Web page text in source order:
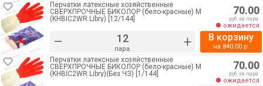
Перчатки латексные хозяйственные
СВЕРХПРОЧНЫЕ БИКОЛОР (бело-красные) M
(KHBIC2WR Libry) [12/144]
– пара. +
70.00
руб. за пара.
ожидается
В корзину
на 840.00р.
Перчатки латексные хозяйственные
СВЕРХПРОЧНЫЕ БИКОЛОР (бело-красные) M
(KHBIC2WR Libry)(Без ЧЗ) [1/144]
70.00
руб. за пара.
ожидается